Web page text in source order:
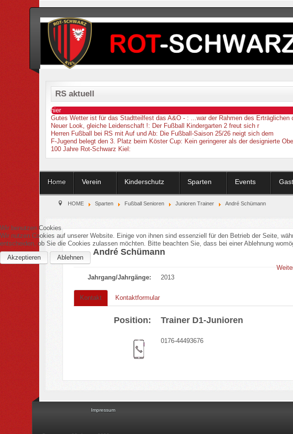
RS aktuell
hier
Gutes Wetter ist für das Stadtteilfest das A&O - : ...war der Rahmen des Erträglichen
Neuer Look, gleiche Leidenschaft !: Der Fußball Kindergarten 2 freut sich r
Herren Fußball bei RS mit Auf und Ab: Die Fußball-Saison 25/26 neigt sich dem
F-Jugend belegt den 3. Platz beim Köster Cup: Kein geringerer als der designierte
100 Jahre Rot-Schwarz Kiel :
Home Verein Kinderschutz Sparten Events
HOME Sparten Fußball Senioren Junioren Trainer André Schümann
André Schümann
Jahrgang/Jahrgänge: 2013
Kontakt Kontaktformular
Position: Trainer D1-Junioren
0176-44493676
Impressum
Wir benutzen Cookies
Wir nutzen Cookies auf unserer Website. Einige von ihnen sind essenziell für den Betrieb der Seite,
entscheiden, ob Sie die Cookies zulassen möchten. Bitte beachten Sie, dass bei einer Ablehnung
Akzeptieren
Ablehnen